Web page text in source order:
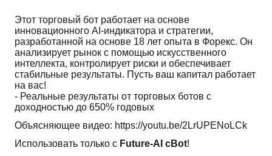
Этот торговый бот работает на основе
инновационного AI-индикатора и стратегии,
разработанной на основе 18 лет опыта в Форекс. Он
анализирует рынок с помощью искусственного
интеллекта, контролирует риски и обеспечивает
стабильные результаты. Пусть ваш капитал работает
на вас!
- Реальные результаты от торговых ботов с
доходностью до 650% годовых
Объясняющее видео: https://youtu.be/2LrUPENoLCk
Использовать только с Future-AI cBot!